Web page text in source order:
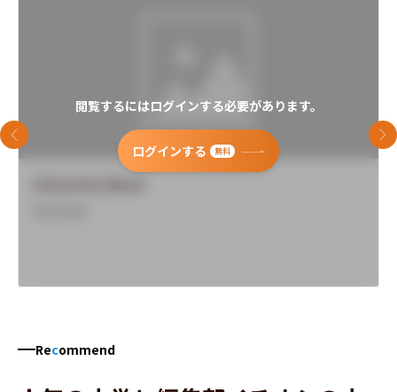
閲覧するにはログインする必要があります。
ログインする 無料
前のスライド 次
Recommend